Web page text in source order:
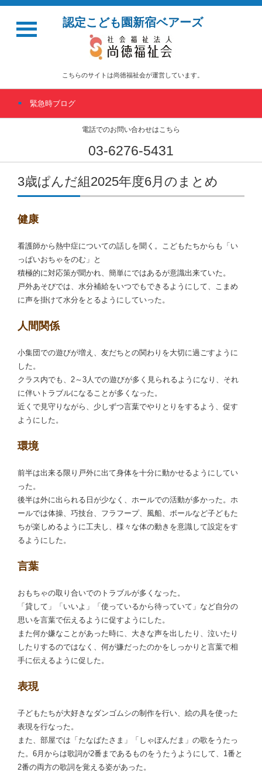
認定こども園新宿ベアーズ
こちらのサイトは尚徳福祉会が運営しています。
緊急時ブログ
電話でのお問い合わせはこちら
03-6276-5431
3歳ぱんだ組2025年度6月のまとめ
健康
看護師から熱中症についての話しを聞く。こどもたちからも「い
っぱいおちゃをのむ」と
積極的に対応策が聞かれ、簡単にではあるが意識出来ていた。
戸外あそびでは、水分補給をいつでもできるようにして、こまめ
に声を掛けて水分をとるようにしていった。
人間関係
小集団での遊びが増え、友だちとの関わりを大切に過ごすように
した。
クラス内でも、2～3人での遊びが多く見られるようになり、それ
に伴いトラブルになることが多くなった。
近くで見守りながら、少しずつ言葉でやりとりをするよう、促す
ようにした。
環境
前半は出来る限り戸外に出て身体を十分に動かせるようにしてい
った。
後半は外に出られる日が少なく、ホールでの活動が多かった。ホ
ールでは体操、巧技台、フラフープ、風船、ボールなど子どもた
ちが楽しめるように工夫し、様々な体の動きを意識して設定をす
るようにした。
言葉
おもちゃの取り合いでのトラブルが多くなった。
「貸して」「いいよ」「使っているから待っていて」など自分の
思いを言葉で伝えるように促すようにした。
また何か嫌なことがあった時に、大きな声を出したり、泣いたり
したりするのではなく、何が嫌だったのかをしっかりと言葉で相
手に伝えるように促した。
表現
子どもたちが大好きなダンゴムシの制作を行い、絵の具を使った
表現を行なった。
また、部屋では「たなばたさま」「しゃぼんだま」の歌をうたっ
た。6月からは歌詞が2番まであるものをうたうようにして、1番と
2番の両方の歌詞を覚える姿があった。